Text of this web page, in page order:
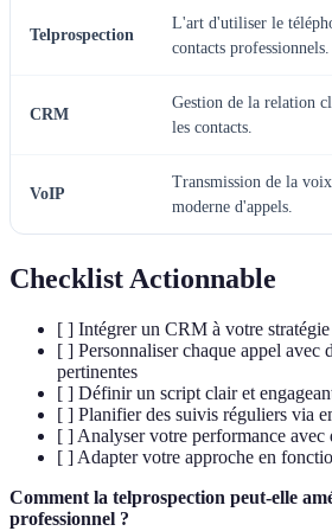
Telprospection
L'art d'utiliser le
contacts professionnels.
CRM
Gestion de la relation
les contacts.
VoIP
Transmission de la
moderne d'appels.
Checklist Actionnable
[ ] Intégrer un CRM à votre
[ ] Personnaliser chaque appel avec
pertinentes
[ ] Définir un script clair et
[ ] Planifier des suivis réguliers via
[ ] Analyser votre performance avec
[ ] Adapter votre approche en
Comment la telprospection peut-elle
professionnel ?